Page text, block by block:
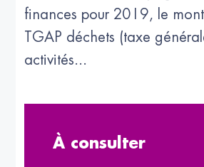
finances pour 2019, le
TGAP déchets (taxe
activités...
À consulter